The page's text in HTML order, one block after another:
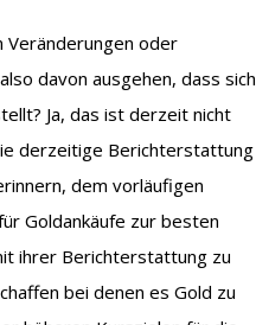
oder
davon ausgehen, dass sich
Ja, das ist derzeit nicht
derzeitige Berichterstattung
dem vorläufigen
Goldankäufe zur besten
ihrer Berichterstattung zu
bei denen es Gold zu